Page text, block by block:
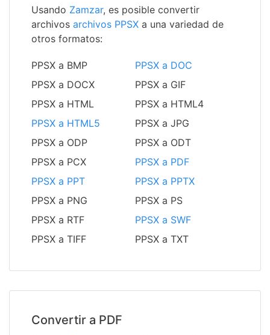
Usando Zamzar, es posible convertir
archivos archivos PPSX a una variedad de
otros formatos:
PPSX a BMP
PPSX a DOC
PPSX a DOCX
PPSX a GIF
PPSX a HTML
PPSX a HTML4
PPSX a HTML5
PPSX a JPG
PPSX a ODP
PPSX a ODT
PPSX a PCX
PPSX a PDF
PPSX a PPT
PPSX a PPTX
PPSX a PNG
PPSX a PS
PPSX a RTF
PPSX a SWF
PPSX a TIFF
PPSX a TXT
Convertir a PDF